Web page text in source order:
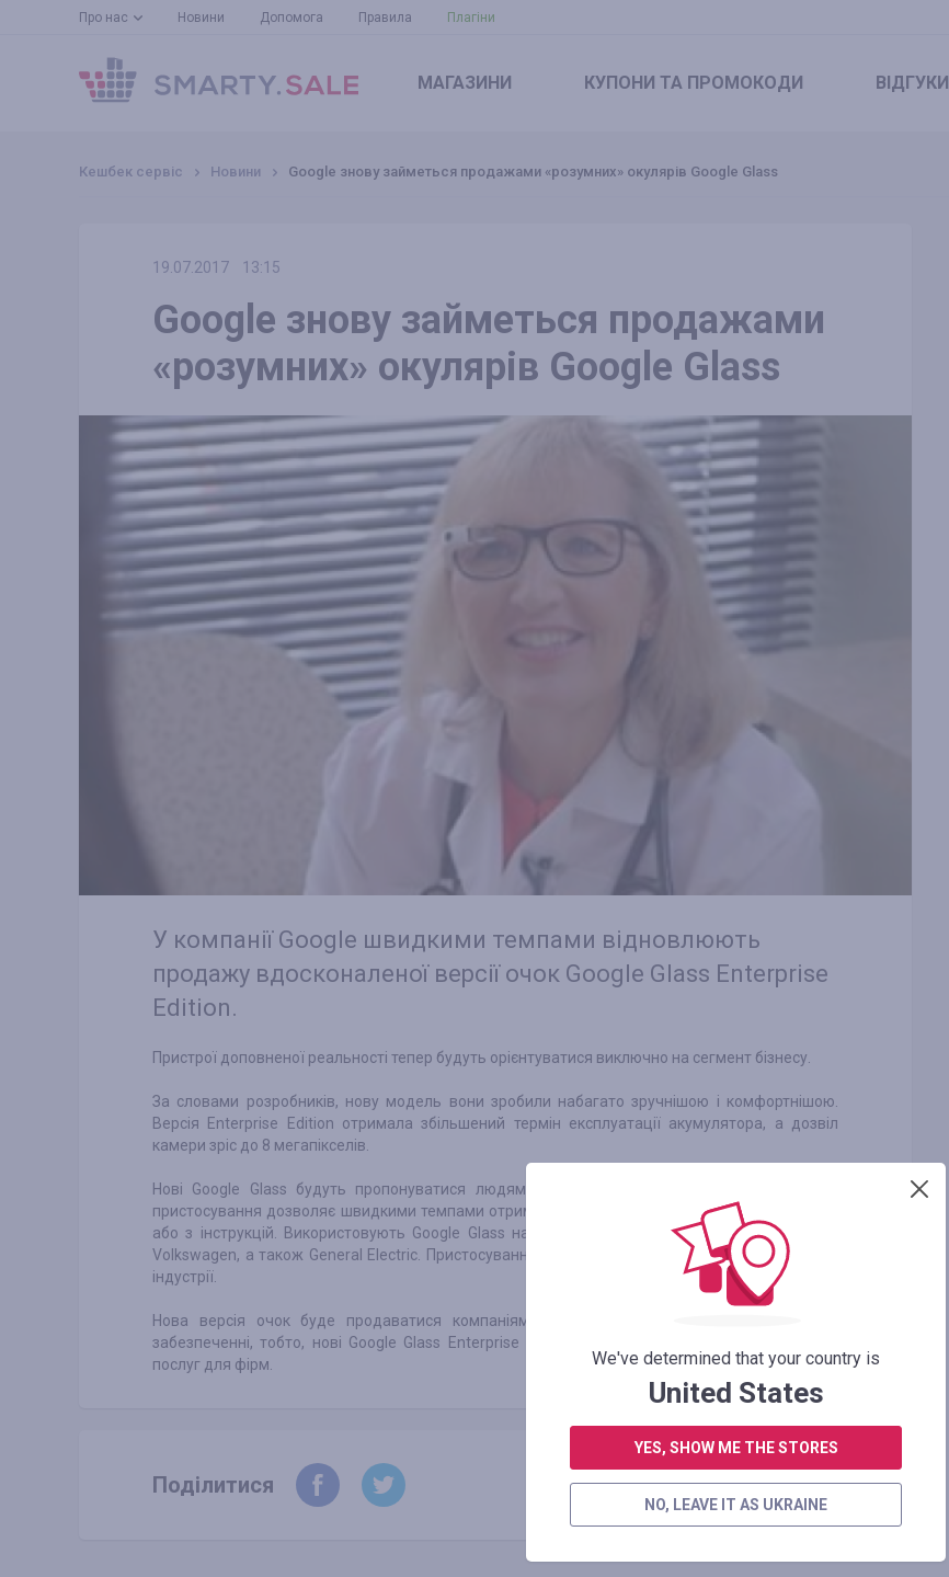
Про нас Новини Допомога Правила Плагіни
МАГАЗИНИ КУПОНИ ТА ПРОМОКОДИ ВІДГУКИ
Кешбек сервіс Новини Google знову займеться продажами «розумних» окулярів Google Glass
19.07.2017 13:15
Google знову займеться продажами
«розумних» окулярів Google Glass
У компанії Google швидкими темпами відновлюють
продажу вдосконаленої версії очок Google Glass Enterprise
Edition.
Пристрої доповненої реальності тепер будуть орієнтуватися виключно на сегмент бізнесу.
За словами розробників, нову модель вони зробили набагато зручнішою і комфортнішою.
Версія Enterprise Edition отримала збільшений термін експлуатації акумулятора, а дозвіл
камери зріс до 8 мегапікселів.
Нові Google Glass будуть пропонуватися людям, які займаються ручною працею, адже
пристосування дозволяє швидкими темпами отримувати необхідну інформацію з довідників
або з інструкцій. Використовують Google Glass на виробництвах таких корпорацій як DHL,
Volkswagen, а також General Electric. Пристосування є незамінними і важливими в лікарській
індустрії.
Нова версія очок буде продаватися компаніями, які спеціалізуються на програмному
забезпеченні, тобто, нові Google Glass Enterprise Edition вийдуть певною частиною пакета
послуг для фірм.
Поділитися Копіювати посилання
We've determined that your country is
United States
YES, SHOW ME THE STORES
NO, LEAVE IT AS UKRAINE